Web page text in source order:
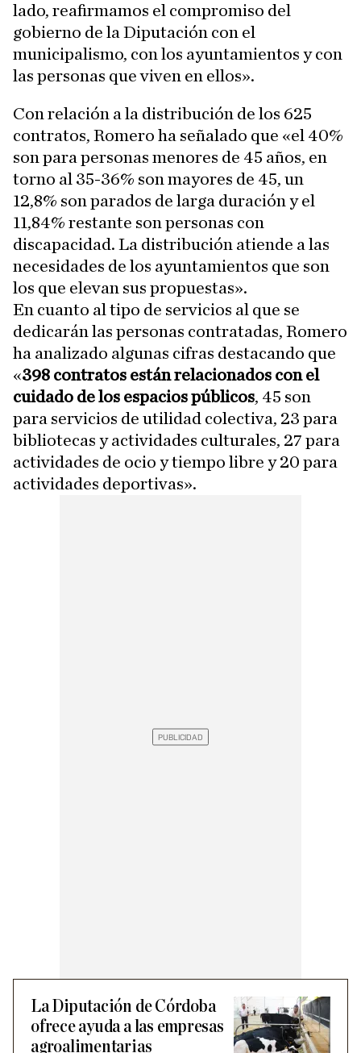
lado, reafirmamos el compromiso del
gobierno de la Diputación con el
municipalismo, con los ayuntamientos y con
las personas que viven en ellos».
Con relación a la distribución de los 625
contratos, Romero ha señalado que «el 40%
son para personas menores de 45 años, en
torno al 35-36% son mayores de 45, un
12,8% son parados de larga duración y el
11,84% restante son personas con
discapacidad. La distribución atiende a las
necesidades de los ayuntamientos que son
los que elevan sus propuestas».
En cuanto al tipo de servicios al que se
dedicarán las personas contratadas, Romero
ha analizado algunas cifras destacando que
«398 contratos están relacionados con el
cuidado de los espacios públicos, 45 son
para servicios de utilidad colectiva, 23 para
bibliotecas y actividades culturales, 27 para
actividades de ocio y tiempo libre y 20 para
actividades deportivas».
La Diputación de Córdoba
ofrece ayuda a las empresas
agroalimentarias